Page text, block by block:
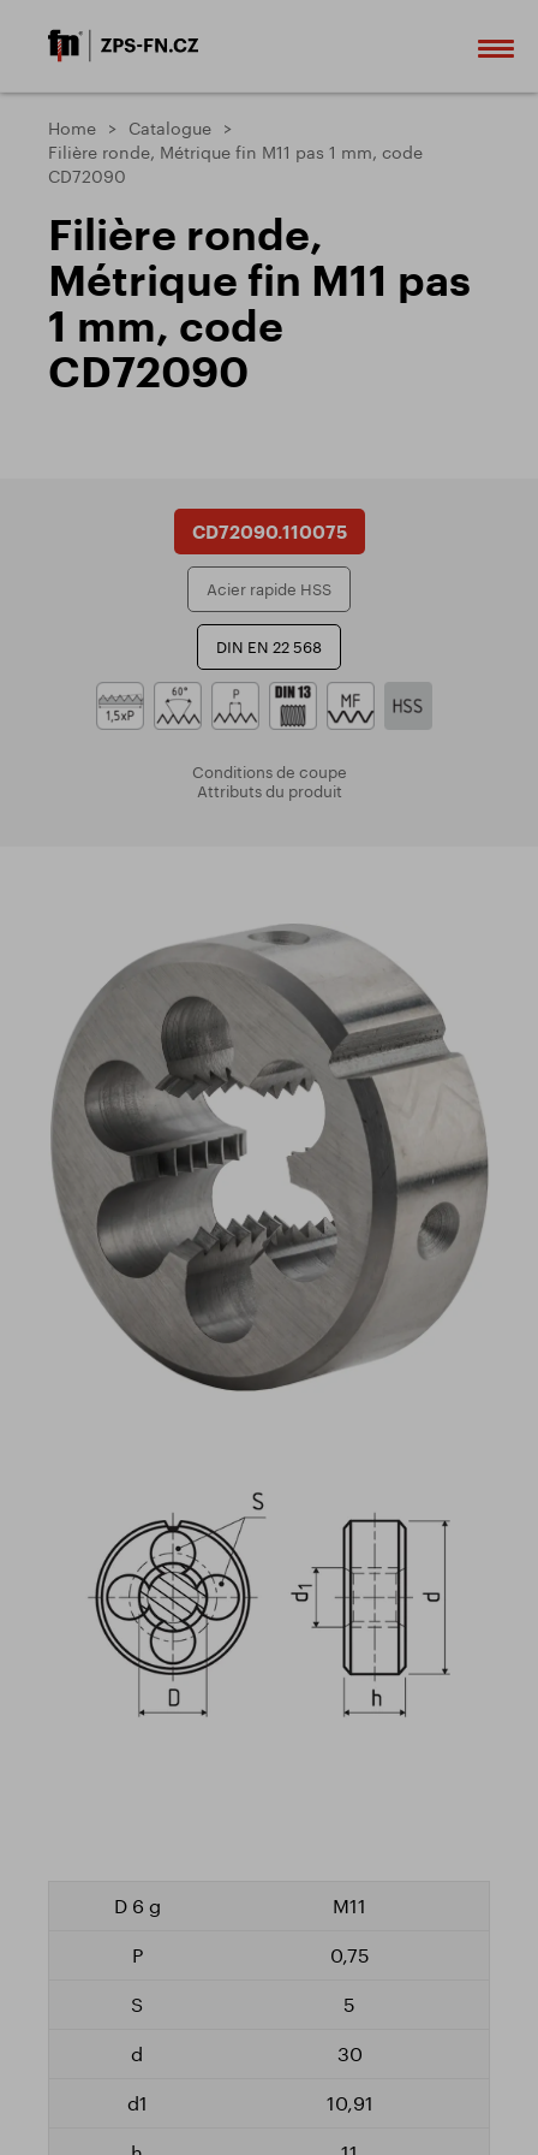
Home
Catalogue
Filière ronde, Métrique fin M11 pas 1 mm, code
CD72090
Filière ronde,
Métrique fin M11 pas
1 mm, code
CD72090
CD72090.110075
Acier rapide HSS
DIN EN 22 568
Conditions de coupe
Attributs du produit
M11
0,75
5
30
10,91